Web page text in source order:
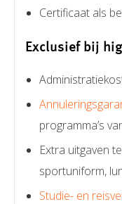
Certificaat als
Exclusief bij
programma’s
Extra uitgaven
sportuniform,
Studie- en